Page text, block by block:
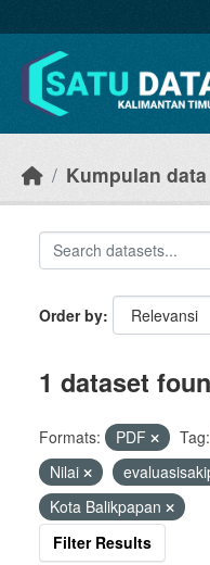
Kumpulan data
Order by
1 dataset
Formats: PDF Tag:
Nilai
Kota Balikpapan
Filter Results